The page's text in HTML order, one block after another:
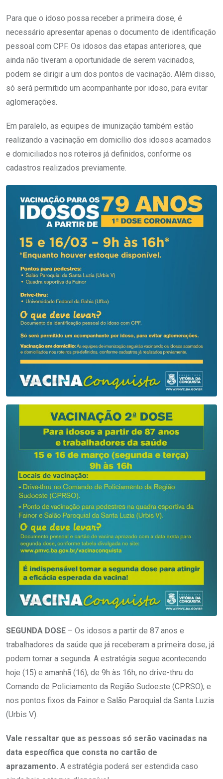
Para que o idoso possa receber a primeira dose, é
necessário apresentar apenas o documento de identificação
pessoal com CPF. Os idosos das etapas anteriores, que
ainda não tiveram a oportunidade de serem vacinados,
podem se dirigir a um dos pontos de vacinação. Além disso,
só será permitido um acompanhante por idoso, para evitar
aglomerações.
Em paralelo, as equipes de imunização também estão
realizando a vacinação em domicílio dos idosos acamados
e domiciliados nos roteiros já definidos, conforme os
cadastros realizados previamente.
SEGUNDA DOSE – Os idosos a partir de 87 anos e
trabalhadores da saúde que já receberam a primeira dose, já
podem tomar a segunda. A estratégia segue acontecendo
hoje (15) e amanhã (16), de 9h às 16h, no drive-thru do
Comando de Policiamento da Região Sudoeste (CPRSO); e
nos pontos fixos da Fainor e Salão Paroquial da Santa Luzia
(Urbis V).
Vale ressaltar que as pessoas só serão vacinadas na
data específica que consta no cartão de
aprazamento. A estratégia poderá ser estendida caso